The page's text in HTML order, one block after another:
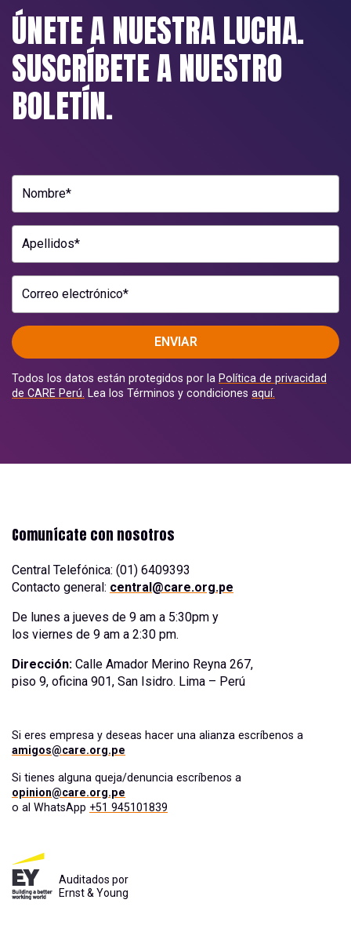
ÚNETE A NUESTRA LUCHA.
SUSCRÍBETE A NUESTRO
BOLETÍN.
Nombre*
Apellidos*
Correo electrónico*
ENVIAR
Todos los datos están protegidos por la Política de privacidad
de CARE Perú. Lea los Términos y condiciones aquí.
Comunícate con nosotros
Central Telefónica: (01) 6409393
Contacto general: central@care.org.pe
De lunes a jueves de 9 am a 5:30pm y
los viernes de 9 am a 2:30 pm.
Dirección: Calle Amador Merino Reyna 267,
piso 9, oficina 901, San Isidro. Lima – Perú
Si eres empresa y deseas hacer una alianza escríbenos a
amigos@care.org.pe
Si tienes alguna queja/denuncia escríbenos a
opinion@care.org.pe
o al WhatsApp +51 945101839
Auditados por
Ernst & Young